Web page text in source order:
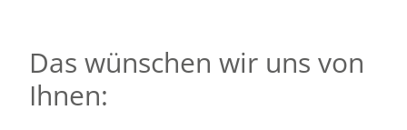
Das wünschen wir uns von
Ihnen: